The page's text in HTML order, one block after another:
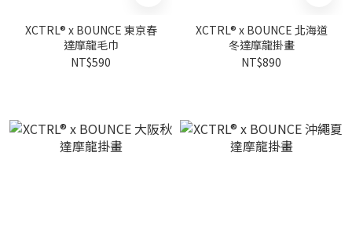
XCTRL® x BOUNCE 東京春
達摩龍毛巾
NT$590
XCTRL® x BOUNCE 北海道
冬達摩龍掛畫
NT$890